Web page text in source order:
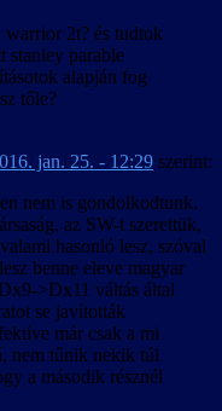
2t? és tudtok
stanley parable
alapján fog
tőle?
jan. 25. - 12:29 szerint:
nem is gondolkodtunk.
az SW-t szerettük,
hasonló lesz, szóval
benne eleve magyar
>Dx11 váltás által
se javították
már csak a mi
nem tűnik nekik túl
a második résznél